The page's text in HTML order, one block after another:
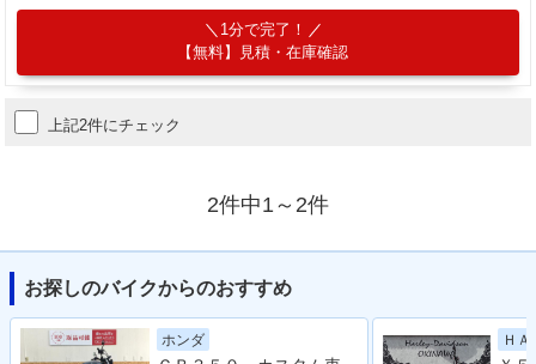
1分で完了！
【無料】見積・在庫確認
上記2件にチェック
2件中1～2件
お探しのバイクからのおすすめ
ホンダ Ｈ